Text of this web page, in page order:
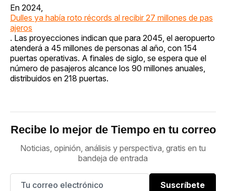
En 2024,
Dulles ya había roto récords al recibir 27 millones de pas
ajeros
. Las proyecciones indican que para 2045, el aeropuerto
atenderá a 45 millones de personas al año, con 154
puertas operativas. A finales de siglo, se espera que el
número de pasajeros alcance los 90 millones anuales,
distribuidos en 218 puertas.
Recibe lo mejor de Tiempo en tu correo
Noticias, opinión, análisis y perspectiva, gratis en tu
bandeja de entrada
Suscríbete